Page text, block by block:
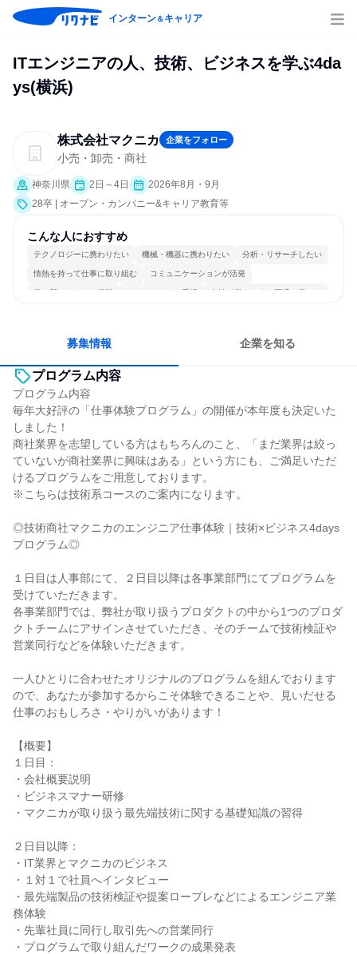
インターン＆キャリア
ITエンジニアの人、技術、ビジネスを学ぶ4da
ys(横浜)
株式会社マクニカ 企業をフォロー
小売・卸売・商社
神奈川県 2日～4日
2026年8月・9月
28卒 | オープン・カンパニー&キャリア教育等
こんな人におすすめ
テクノロジーに携わりたい 機械・機器に携わりたい 分析・リサーチしたい
情熱を持って仕事に取り組む コミュニケーションが活発
常に新しいものに挑戦 チームワークを重視 女性が働きやすい環境で働ける
募集情報 企業を知る
プログラム内容
プログラム内容
毎年大好評の「仕事体験プログラム」の開催が本年度も決定いた
しました！
商社業界を志望している方はもちろんのこと、「まだ業界は絞っ
ていないが商社業界に興味はある」という方にも、ご満足いただ
けるプログラムをご用意しております。
※こちらは技術系コースのご案内になります。
◎技術商社マクニカのエンジニア仕事体験｜技術×ビジネス4days
プログラム◎
１日目は人事部にて、２日目以降は各事業部門にてプログラムを
受けていただきます。
各事業部門では、弊社が取り扱うプロダクトの中から1つのプロダ
クトチームにアサインさせていただき、そのチームで技術検証や
営業同行などを体験いただきます。
一人ひとりに合わせたオリジナルのプログラムを組んでおります
ので、あなたが参加するからこそ体験できることや、見いだせる
仕事のおもしろさ・やりがいがあります！
【概要】
１日目：
・会社概要説明
・ビジネスマナー研修
・マクニカが取り扱う最先端技術に関する基礎知識の習得
２日目以降：
・IT業界とマクニカのビジネス
・１対１で社員へインタビュー
・最先端製品の技術検証や提案ロープレなどによるエンジニア業
務体験
・先輩社員に同行し取引先への営業同行
・プログラムで取り組んだワークの成果発表